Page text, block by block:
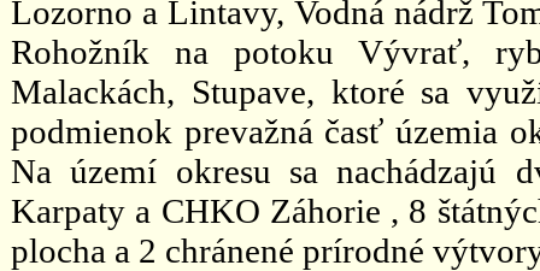
Lozorno a Lintavy, Vodná nádrž
Rohožník na potoku Vývrať,
Malackách, Stupave, ktoré sa
podmienok prevažná časť územia
Na území okresu sa nachádzajú
Karpaty a CHKO Záhorie , 8
plocha a 2 chránené prírodné